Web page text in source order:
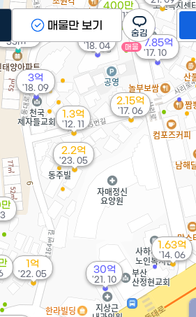
7.85억
'17. 10
매물
9,500만
53m²
2.2억
'23. 05
1억
'22. 05 30억
'21. 10
3억
'18. 09
'18. 04
2.15억
'17. 06
1.63억
'14. 06
1.3억
'12. 11
400만
'10. 11
매물만 보기